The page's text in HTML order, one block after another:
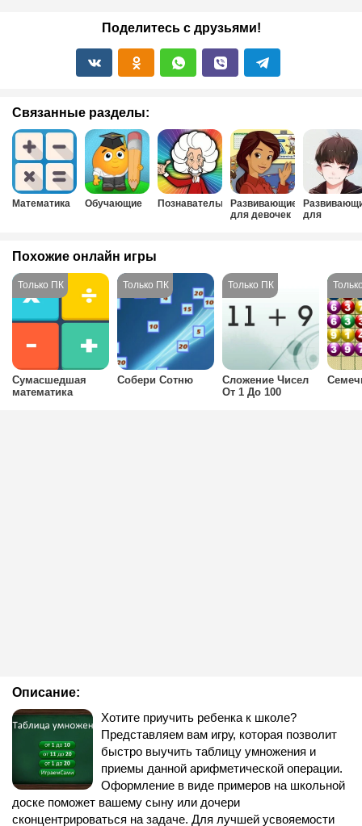
Поделитесь с друзьями!
Связанные разделы:
Математика Обучающие ПознавательныеРазвивающие
для девочек
для
Описание:
Хотите приучить ребенка к школе?
Представляем вам игру, которая позволит
быстро выучить таблицу умножения и
приемы данной арифметической операции.
Оформление в виде примеров на школьной
доске поможет вашему сыну или дочери
сконцентрироваться на задаче. Для лучшей усвояемости
Похожие онлайн игры
Сумасшедшая
математика
Собери Сотню
Сложение Чисел
От 1 До 100